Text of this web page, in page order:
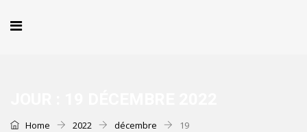
Home 2022 décembre 19